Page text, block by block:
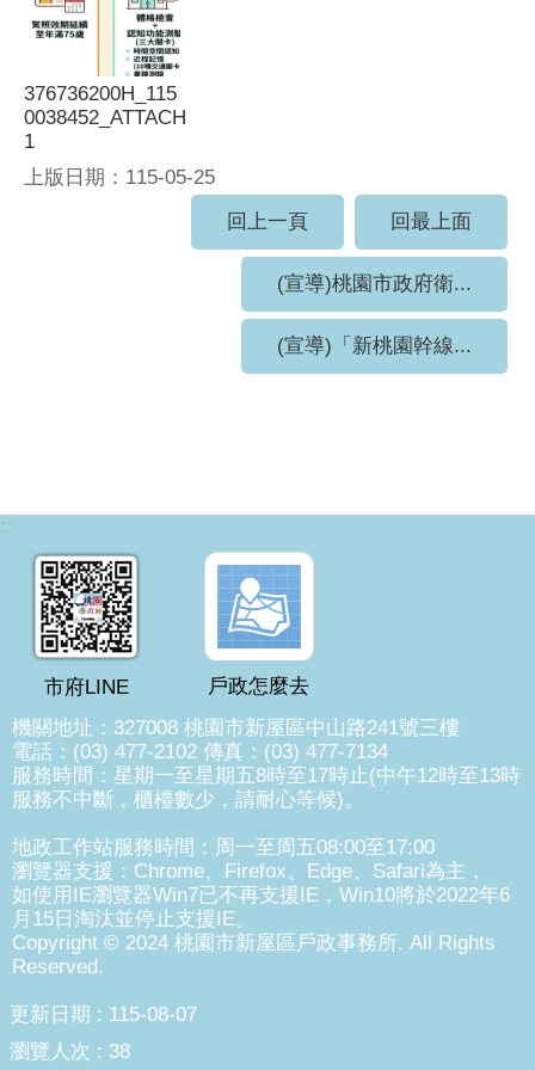
376736200H_115
0038452_ATTACH
1
上版日期：115-05-25
回上一頁
回最上面
(宣導)桃園市政府衛...
(宣導)「新桃園幹線...
:::
市府LINE
戶政怎麼去
機關地址：327008 桃園市新屋區中山路241號三樓
電話：(03) 477-2102 傳真：(03) 477-7134
服務時間：星期一至星期五8時至17時止(中午12時至13時
服務不中斷，櫃檯數少，請耐心等候)。
地政工作站服務時間：周一至周五08:00至17:00
瀏覽器支援：Chrome、Firefox、Edge、Safari為主，
如使用IE瀏覽器Win7已不再支援IE，Win10將於2022年6
月15日淘汰並停止支援IE。
Copyright © 2024 桃園市新屋區戶政事務所. All Rights
Reserved.
更新日期
115-08-07
瀏覽人次
38